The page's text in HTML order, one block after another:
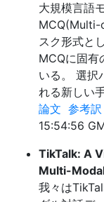
大規模言語
MCQ(Multi-
スク形式と
MCQに固有
いる。 選択
れる新しい
論文 参考訳
15:54:56
TikTalk: A
Multi-
我々は